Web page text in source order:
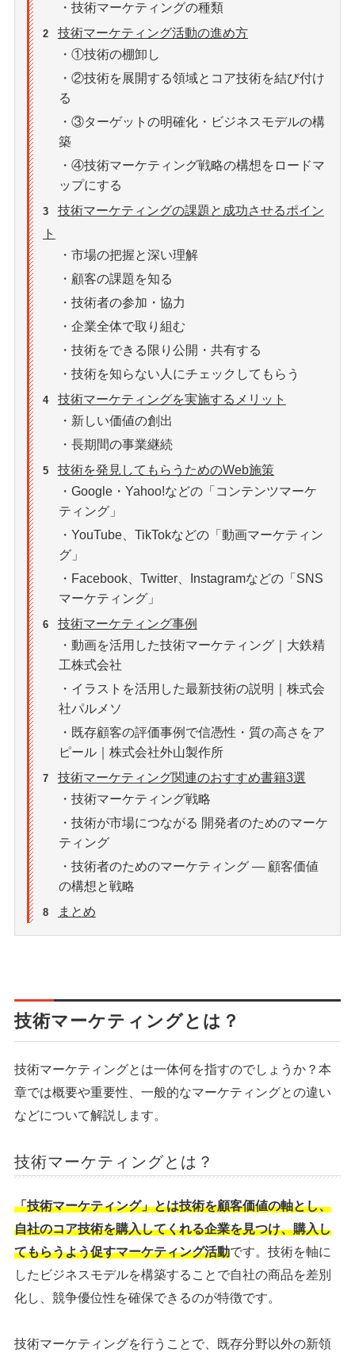
・技術マーケティングの種類
2
技術マーケティング活動の進め方
・①技術の棚卸し
・②技術を展開する領域とコア技術を結び付け
る
・③ターゲットの明確化・ビジネスモデルの構
築
・④技術マーケティング戦略の構想をロードマ
ップにする
3
技術マーケティングの課題と成功させるポイン
ト
・市場の把握と深い理解
・顧客の課題を知る
・技術者の参加・協力
・企業全体で取り組む
・技術をできる限り公開・共有する
・技術を知らない人にチェックしてもらう
4
技術マーケティングを実施するメリット
・新しい価値の創出
・長期間の事業継続
5
技術を発見してもらうためのWeb施策
・Google・Yahoo!などの「コンテンツマーケ
ティング」
・YouTube、TikTokなどの「動画マーケティン
グ」
・Facebook、Twitter、Instagramなどの「SNS
マーケティング」
6
技術マーケティング事例
・動画を活用した技術マーケティング｜大鉄精
工株式会社
・イラストを活用した最新技術の説明｜株式会
社パルメソ
・既存顧客の評価事例で信憑性・質の高さをア
ピール｜株式会社外山製作所
7
技術マーケティング関連のおすすめ書籍3選
・技術マーケティング戦略
・技術が市場につながる 開発者のためのマーケ
ティング
・技術者のためのマーケティング ― 顧客価値
の構想と戦略
8 まとめ
技術マーケティングとは？
技術マーケティングとは一体何を指すのでしょうか？本
章では概要や重要性、一般的なマーケティングとの違い
などについて解説します。
技術マーケティングとは？
「技術マーケティング」とは技術を顧客価値の軸とし、
自社のコア技術を購入してくれる企業を見つけ、購入し
てもらうよう促すマーケティング活動です。技術を軸に
したビジネスモデルを構築することで自社の商品を差別
化し、競争優位性を確保できるのが特徴です。
技術マーケティングを行うことで、既存分野以外の新領